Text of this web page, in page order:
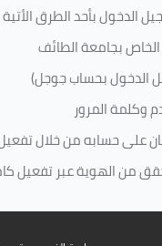
بأحد الطرق الأتية
الخاص بجامعة الطائف
الدخول بحساب جوجل)
وكلمة المرور
على حسابه من خلال
من الهوية عبر تفعيل